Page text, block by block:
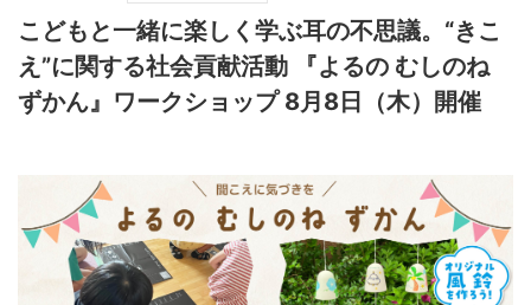
こどもと一緒に楽しく学ぶ耳の不思議。“きこ
え”に関する社会貢献活動 『よるの むしのね
ずかん』ワークショップ 8月8日（木）開催